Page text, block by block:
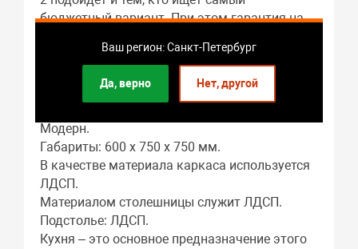
Ваш регион: Санкт-Петербург
Да, верно Нет, другой
бюджетный вариант. При этом гарантия на
600(1200)*750мм ноги 02 хром (Венге)
Модерн.
Габариты: 600 x 750 x 750 мм.
В качестве материала каркаса используется
ЛДСП.
Материалом столешницы служит ЛДСП.
Подстолье: ЛДСП.
Кухня – это основное предназначение этого